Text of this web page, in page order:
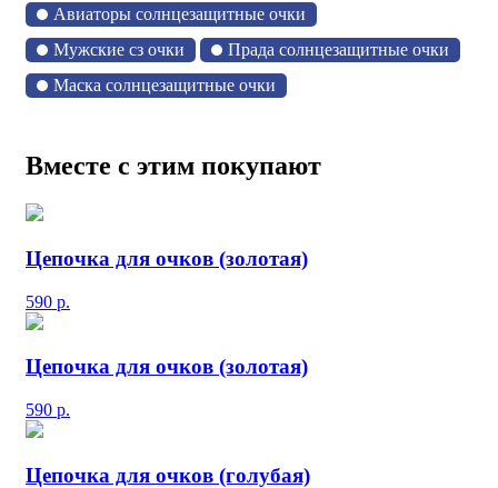
Авиаторы солнцезащитные очки
Мужские сз очки
Прада солнцезащитные очки
Маска солнцезащитные очки
Вместе с этим покупают
Цепочка для очков (золотая)
590 р.
Цепочка для очков (золотая)
590 р.
Цепочка для очков (голубая)